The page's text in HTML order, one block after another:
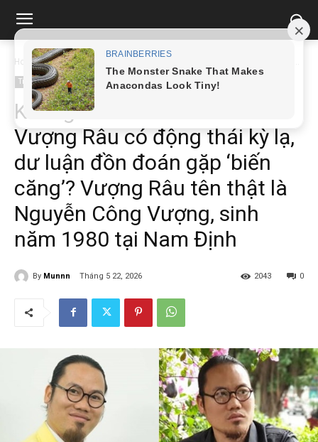
Home Tin tức Không ổn rồi: Diễn viên hài Vượng Râu có động thái kỳ...
Tin tức
Không ổn rồi: Diễn viên hài
Vượng Râu có động thái kỳ lạ,
dư luận đồn đoán gặp ‘biến
căng’? Vượng Râu tên thật là
Nguyễn Công Vượng, sinh
năm 1980 tại Nam Định
By Munnn Tháng 5 22, 2026 0
2043